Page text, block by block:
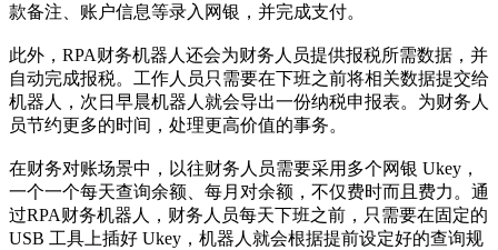
款备注、账户信息等录入网银，并完成支付。
此外，RPA财务机器人还会为财务人员提供报税所需数据，并
自动完成报税。工作人员只需要在下班之前将相关数据提交给
机器人，次日早晨机器人就会导出一份纳税申报表。为财务人
员节约更多的时间，处理更高价值的事务。
在财务对账场景中，以往财务人员需要采用多个网银 Ukey，
一个一个每天查询余额、每月对余额，不仅费时而且费力。通
过RPA财务机器人，财务人员每天下班之前，只需要在固定的
USB 工具上插好 Ukey，机器人就会根据提前设定好的查询规